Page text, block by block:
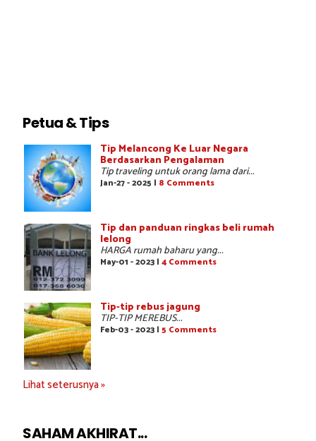
Petua & Tips
Tip Melancong Ke Luar Negara
Berdasarkan Pengalaman
Tip traveling untuk orang lama dari...
Jan-27 - 2025 | 8 Comments
Tip dan panduan ringkas beli rumah
lelong
HARGA rumah baharu yang...
May-01 - 2023 | 4 Comments
Tip-tip rebus jagung
TIP-TIP MEREBUS...
Feb-03 - 2023 | 5 Comments
Lihat seterusnya »
SAHAM AKHIRAT...